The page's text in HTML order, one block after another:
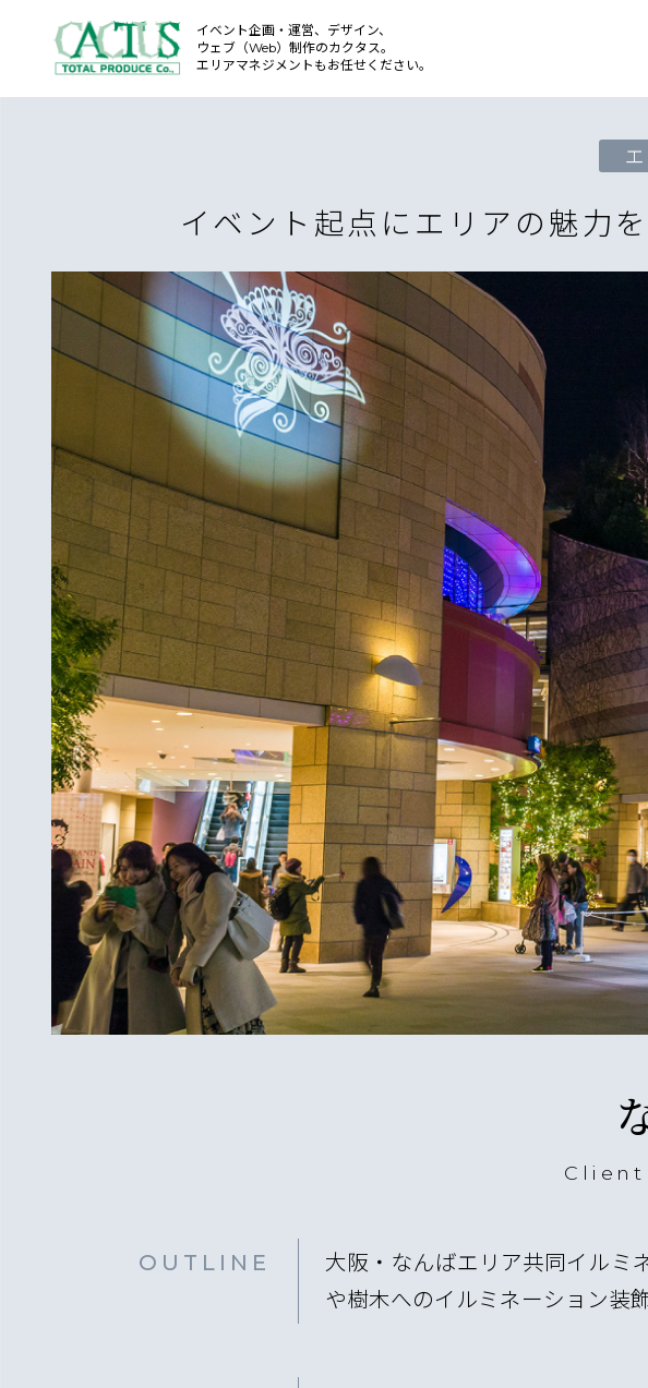
イベント企画・運営、デザイン、
ウェブ（Web）制作のカクタス。
エリアマネジメントもお任せください。
イベント起点にエリアの魅力
Client
OUTLINE
大阪・なんばエリア共同イルミ
や樹木へのイルミネーション装